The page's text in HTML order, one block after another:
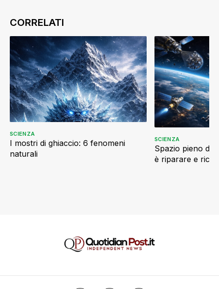
I mostri di ghiaccio: 6 fenomeni
naturali
SCIENZA
Spazio pieno di
è riparare e
SCIENZA